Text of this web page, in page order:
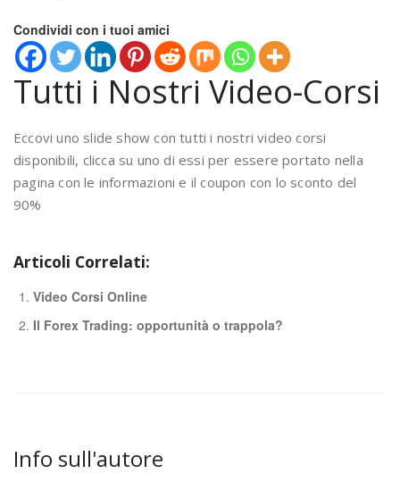
Condividi con i tuoi amici
Tutti i Nostri Video-Corsi
Eccovi uno slide show con tutti i nostri video corsi
disponibili, clicca su uno di essi per essere portato nella
pagina con le informazioni e il coupon con lo sconto del
90%
Articoli Correlati:
Video Corsi Online
Il Forex Trading: opportunità o trappola?
Info sull'autore